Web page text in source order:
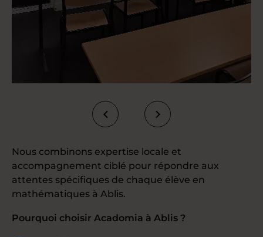
Nous combinons expertise locale et
accompagnement ciblé pour répondre aux
attentes spécifiques de chaque élève en
mathématiques à Ablis.
Pourquoi choisir Acadomia à Ablis ?